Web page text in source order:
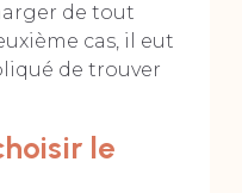
de tout
cas, il eut
de trouver
le